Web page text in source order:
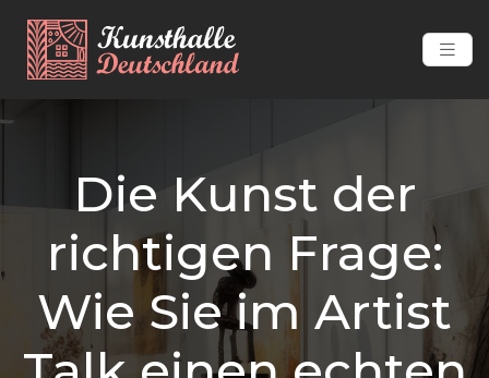
Die Kunst der
richtigen Frage:
Wie Sie im Artist